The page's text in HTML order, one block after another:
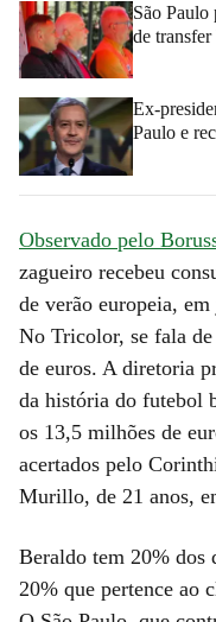
São
de
Ex-
Paulo e
Observado pelo
zagueiro recebeu
de verão europeia,
No Tricolor, se fala
de euros. A diretoria
da história do futebol
os 13,5 milhões de
acertados pelo
Murillo, de 21 anos,
Beraldo tem 20% dos
20% que pertence ao